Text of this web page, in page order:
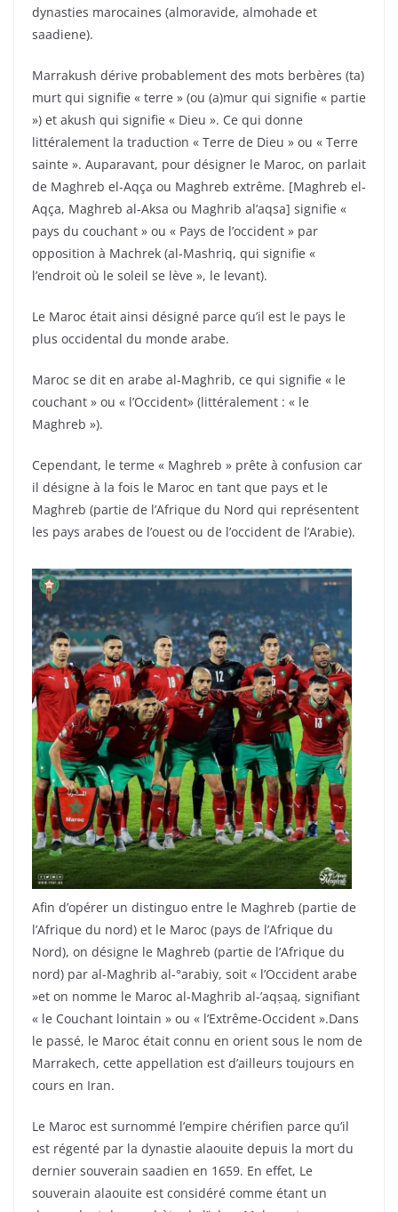
dynasties marocaines (almoravide, almohade et
saadiene).
Marrakush dérive probablement des mots berbères (ta)
murt qui signifie « terre » (ou (a)mur qui signifie « partie
») et akush qui signifie « Dieu ». Ce qui donne
littéralement la traduction « Terre de Dieu » ou « Terre
sainte ». Auparavant, pour désigner le Maroc, on parlait
de Maghreb el-Aqça ou Maghreb extrême. [Maghreb el-
Aqça, Maghreb al-Aksa ou Maghrib al’aqsa] signifie «
pays du couchant » ou « Pays de l’occident » par
opposition à Machrek (al-Mashriq, qui signifie «
l’endroit où le soleil se lève », le levant).
Le Maroc était ainsi désigné parce qu’il est le pays le
plus occidental du monde arabe.
Maroc se dit en arabe al-Maghrib, ce qui signifie « le
couchant » ou « l’Occident» (littéralement : « le
Maghreb »).
Cependant, le terme « Maghreb » prête à confusion car
il désigne à la fois le Maroc en tant que pays et le
Maghreb (partie de l’Afrique du Nord qui représentent
les pays arabes de l’ouest ou de l’occident de l’Arabie).
Afin d’opérer un distinguo entre le Maghreb (partie de
l’Afrique du nord) et le Maroc (pays de l’Afrique du
Nord), on désigne le Maghreb (partie de l’Afrique du
nord) par al-Maghrib al-°arabiy, soit « l’Occident arabe
»et on nomme le Maroc al-Maghrib al-’aqṣaą, signifiant
« le Couchant lointain » ou « l’Extrême-Occident ».Dans
le passé, le Maroc était connu en orient sous le nom de
Marrakech, cette appellation est d’ailleurs toujours en
cours en Iran.
Le Maroc est surnommé l’empire chérifien parce qu’il
est régenté par la dynastie alaouite depuis la mort du
dernier souverain saadien en 1659. En effet, Le
souverain alaouite est considéré comme étant un